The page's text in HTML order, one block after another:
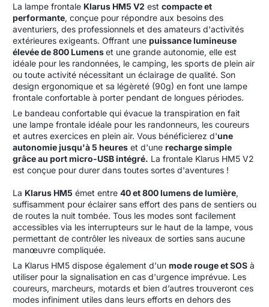
La lampe frontale Klarus HM5 V2 est compacte et
performante, conçue pour répondre aux besoins des
aventuriers, des professionnels et des amateurs d'activités
extérieures exigeants. Offrant une puissance lumineuse
élevée de 800 Lumenset une grande autonomie, elle est
idéale pour les randonnées, le camping, les sports de plein air
ou toute activité nécessitant un éclairage de qualité. Son
design ergonomique et sa légèreté (90g) en font une lampe
frontale confortable à porter pendant de longues périodes.
Le bandeau confortable qui évacue la transpiration en fait
une lampe frontale idéale pour les randonneurs, les coureurs
et autres exercices en plein air. Vous bénéficierez d'une
autonomie jusqu'à 5 heures et d'une recharge simple
grâce au port micro-USB intégré. La frontale Klarus HM5 V2
est conçue pour durer dans toutes sortes d'aventures !
La Klarus HM5 émet entre 40 et 800 lumens de lumière,
suffisamment pour éclairer sans effort des pans de sentiers ou
de routes la nuit tombée. Tous les modes sont facilement
accessibles via les interrupteurs sur le haut de la lampe, vous
permettant de contrôler les niveaux de sorties sans aucune
manœuvre compliquée.
La Klarus HM5 dispose également d'un mode rouge et SOS à
utiliser pour la signalisation en cas d'urgence imprévue. Les
coureurs, marcheurs, motards et bien d’autres trouveront ces
modes infiniment utiles dans leurs efforts en dehors des